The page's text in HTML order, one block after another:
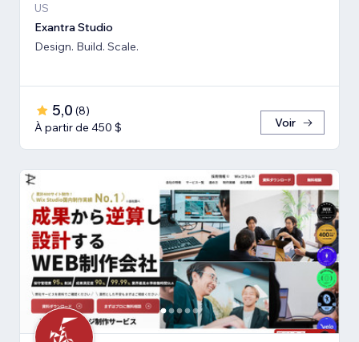
US
Exantra Studio
Design. Build. Scale.
5,0 (8)
À partir de 450 $
Voir